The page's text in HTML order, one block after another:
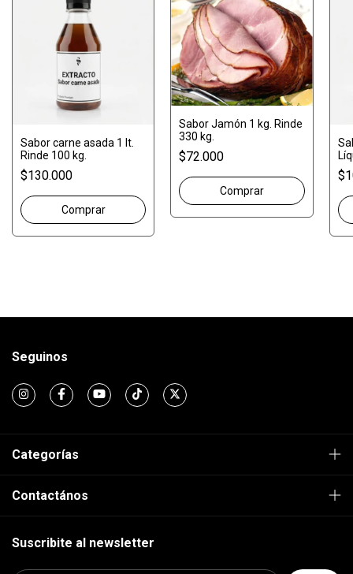
Sabor carne asada 1 lt.
Rinde 100 kg.
$130.000
Sabor Jamón 1 kg. Rinde
330 kg.
$72.000
kg.
Seguinos
Categorías
Contactános
Suscribite al newsletter